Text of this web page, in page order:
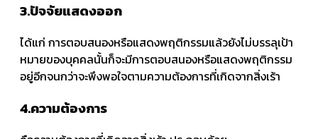
3.ปัจจัยแสดงออก
ได้แก่ การตอบสนองหรือแสดงพฤติกรรมแล้วยังไม่บรรลุเป้า
หมายของบุคคลนั้นก็จะมีการตอบสนองหรือแสดงพฤติกรรม
อยู่อีกจนกว่าจะพึงพอใจตามความต้องการที่เกิดจากสิ่งเร้า
4.ความต้องการ